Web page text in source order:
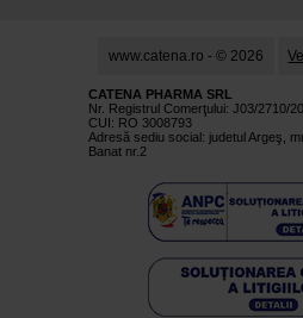
www.catena.ro - © 2026
CATENA PHARMA SRL
Nr. Registrul Comerţului: J03/2710/
CUI: RO 3008793
Adresă sediu social: judetul Argeş,
Banat nr.2